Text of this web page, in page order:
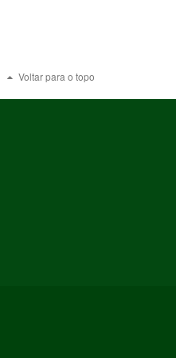
Voltar para o topo